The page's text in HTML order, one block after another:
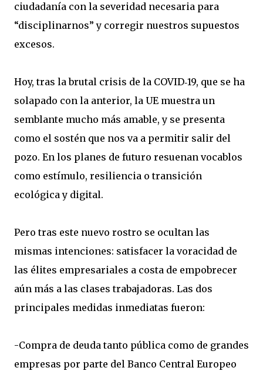
ciudadanía con la severidad necesaria para
“disciplinarnos” y corregir nuestros supuestos
excesos.
Hoy, tras la brutal crisis de la COVID‐19, que se ha
solapado con la anterior, la UE muestra un
semblante mucho más amable, y se presenta
como el sostén que nos va a permitir salir del
pozo. En los planes de futuro resuenan vocablos
como estímulo, resiliencia o transición
ecológica y digital.
Pero tras este nuevo rostro se ocultan las
mismas intenciones: satisfacer la voracidad de
las élites empresariales a costa de empobrecer
aún más a las clases trabajadoras. Las dos
principales medidas inmediatas fueron:
-Compra de deuda tanto pública como de grandes
empresas por parte del Banco Central Europeo